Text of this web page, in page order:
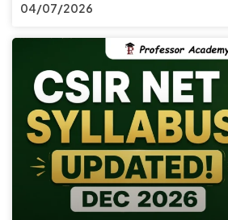
04/07/2026